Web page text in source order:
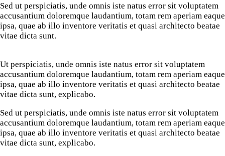
Sed ut perspiciatis, unde omnis iste natus error sit voluptatem
accusantium doloremque laudantium, totam rem aperiam eaque
ipsa, quae ab illo inventore veritatis et quasi architecto beatae
vitae dicta sunt.
Ut perspiciatis, unde omnis iste natus error sit voluptatem
accusantium doloremque laudantium, totam rem aperiam eaque
ipsa, quae ab illo inventore veritatis et quasi architecto beatae
vitae dicta sunt, explicabo.
Sed ut perspiciatis, unde omnis iste natus error sit voluptatem
accusantium doloremque laudantium, totam rem aperiam eaque
ipsa, quae ab illo inventore veritatis et quasi architecto beatae
vitae dicta sunt, explicabo.